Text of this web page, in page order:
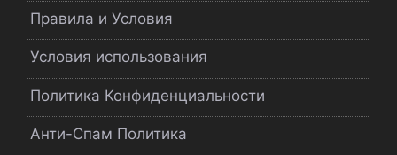
Правила и Условия
Условия использования
Политика Конфиденциальности
Анти-Спам Политика